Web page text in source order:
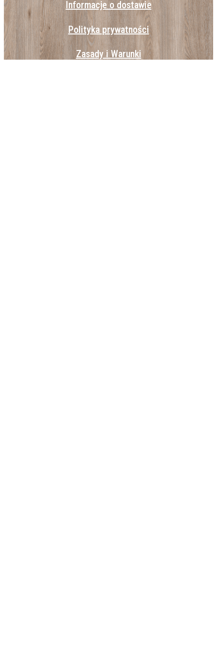
Informacje o dostawie
Polityka prywatności
Zasady i Warunki